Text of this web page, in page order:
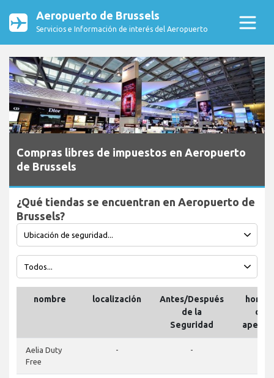
Aeropuerto de Brussels
Servicios e Información de interés del Aeropuerto
Compras libres de impuestos en Aeropuerto
de Brussels
¿Qué tiendas se encuentran en Aeropuerto de
Brussels?
nombre localización
Antes/Después
de la
Seguridad
de
Aelia Duty
Free
- -